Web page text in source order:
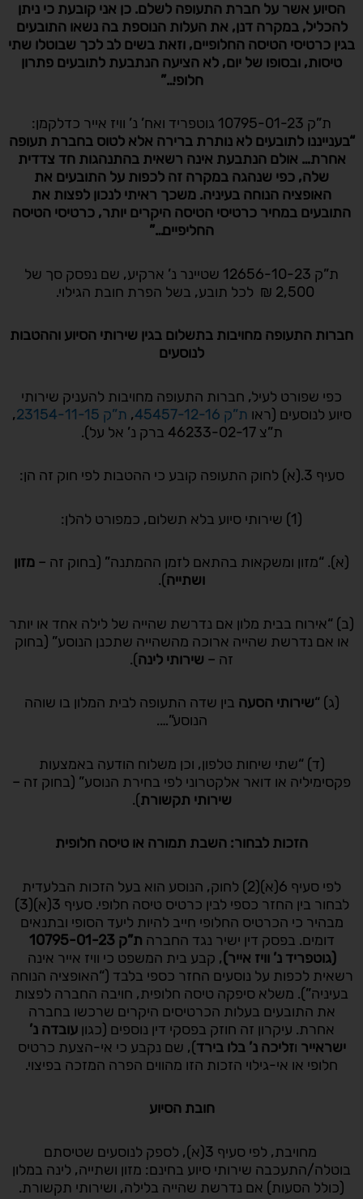
הסיוע אשר על חברת התעופה לשלם. כן אני קובעת כי ניתן
להכליל, במקרה דנן, את העלות הנוספת בה נשאו התובעים
בגין כרטיסי הטיסה החלופיים, וזאת בשים לב לכך שבוטלו שתי
טיסות, ובסופו של יום, לא הציעה הנתבעת לתובעים פתרון
חלופי…”
ת”ק 10795-01-23 גוטפריד ואח’ נ’ וויז אייר כדלקמן:
“בענייננו לתובעים לא נותרת ברירה אלא לטוס בחברת תעופה
אחרת… אולם הנתבעת אינה רשאית בהתנהגות חד צדדית
שלה, כפי שנהגה במקרה זה לכפות על התובעים את
האופציה הנוחה בעיניה. משכך ראיתי לנכון לפצות את
התובעים במחיר כרטיסי הטיסה היקרים יותר, כרטיסי הטיסה
החליפיים…”
ת”ק 12656-10-23 שטיינר נ’ ארקיע, שם נפסק סך של
2,500 ₪ לכל תובע, בשל הפרת חובת הגילוי.
חברות התעופה מחויבות בתשלום בגין שירותי הסיוע וההטבות
לנוסעים
כפי שפורט לעיל, חברות התעופה מחויבות להעניק שירותי
סיוע לנוסעים (ראו ת”ק 45457-12-16 , ת”ק 23154-11-15
,
ת”צ 46233-02-17 ברק נ’ אל על).
סעיף 3.(א) לחוק התעופה קובע כי ההטבות לפי חוק זה הן:
(1) שירותי סיוע בלא תשלום, כמפורט להלן:
(א). “מזון ומשקאות בהתאם לזמן ההמתנה” (בחוק זה – מזון
ושתייה).
(ב) “אירוח בבית מלון אם נדרשת שהייה של לילה אחד או יותר
או אם נדרשת שהייה ארוכה מהשהייה שתכנן הנוסע” (בחוק
זה – שירותי לינה).
(ג) “שירותי הסעה בין שדה התעופה לבית המלון בו שוהה
הנוסע”….
(ד) “שתי שיחות טלפון, וכן משלוח הודעה באמצעות
פקסימיליה או דואר אלקטרוני לפי בחירת הנוסע” (בחוק זה –
שירותי תקשורת).
הזכות לבחור: השבת תמורה או טיסה חלופית
לפי סעיף 6(א)(2) לחוק, הנוסע הוא בעל הזכות הבלעדית
לבחור בין החזר כספי לבין כרטיס טיסה חלופי. סעיף 3(א)(3)
מבהיר כי הכרטיס החלופי חייב להיות ליעד הסופי ובתנאים
דומים. בפסק דין ישיר נגד החברה
ת”ק 10795-01-23
(גוטפריד נ’ וויז אייר), קבע בית המשפט כי וויז אייר אינה
רשאית לכפות על נוסעים החזר כספי בלבד (“האופציה הנוחה
בעיניה”). משלא סיפקה טיסה חלופית, חויבה החברה לפצות
את התובעים בעלות הכרטיסים היקרים שרכשו בחברה
אחרת. עיקרון זה חוזק בפסקי דין נוספים (כגוןעובדה נ’
ישראייר וזליכה נ’ בלו בירד), שם נקבע כי אי-הצעת כרטיס
חלופי או אי-גילוי הזכות הזו מהווים הפרה המזכה בפיצוי.
חובת הסיוע
מחויבת, לפי סעיף 3(א), לספק לנוסעים שטיסתם
בוטלה/התעכבה שירותי סיוע בחינם: מזון ושתייה, לינה במלון
(כולל הסעות) אם נדרשת שהייה בלילה, ושירותי תקשורת.